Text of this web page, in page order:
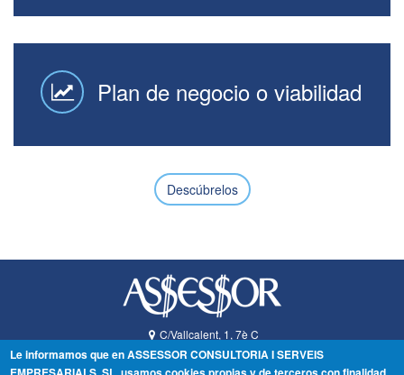
Plan de negocio o viabilidad
Descúbrelos
C/Vallcalent, 1, 7è C
25006LleidaLleida
Le informamos que en ASSESSOR CONSULTORIA I SERVEIS